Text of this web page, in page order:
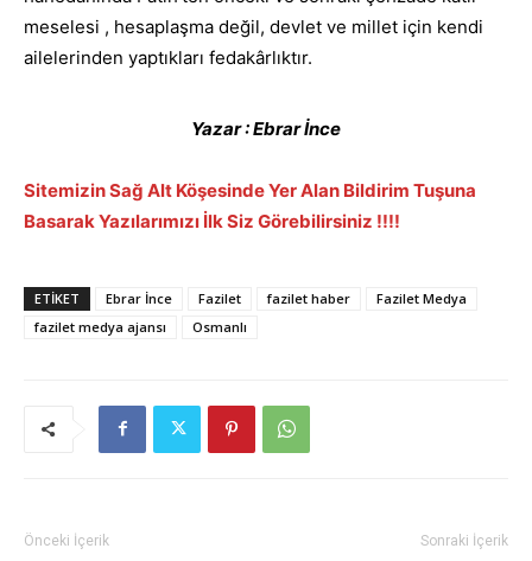
meselesi , hesaplaşma değil, devlet ve millet için kendi
ailelerinden yaptıkları fedakârlıktır.
Yazar : Ebrar İnce
Sitemizin Sağ Alt Köşesinde Yer Alan Bildirim Tuşuna
Basarak Yazılarımızı İlk Siz Görebilirsiniz !!!!
ETIKET Ebrar İnce Fazilet fazilet haber
Fazilet Medya
fazilet medya ajansı
Osmanlı
Önceki İçerik Sonraki İçerik